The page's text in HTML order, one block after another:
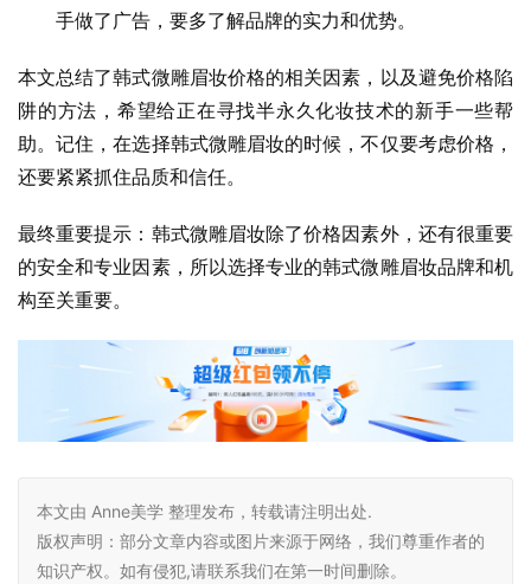
手做了广告，要多了解品牌的实力和优势。
本文总结了韩式微雕眉妆价格的相关因素，以及避免价格陷
阱的方法，希望给正在寻找半永久化妆技术的新手一些帮
助。记住，在选择韩式微雕眉妆的时候，不仅要考虑价格，
还要紧紧抓住品质和信任。
最终重要提示：韩式微雕眉妆除了价格因素外，还有很重要
的安全和专业因素，所以选择专业的韩式微雕眉妆品牌和机
构至关重要。
本文由 Anne美学 整理发布，转载请注明出处.
版权声明：部分文章内容或图片来源于网络，我们尊重作者的
知识产权。如有侵犯,请联系我们在第一时间删除。